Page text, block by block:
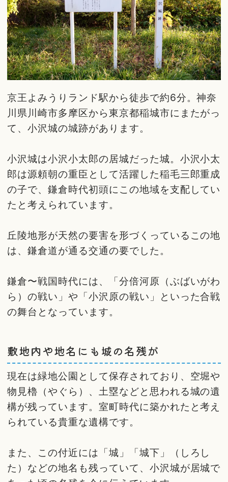
京王よみうりランド駅から徒歩で約6分。神奈
川県川崎市多摩区から東京都稲城市にまたがっ
て、小沢城の城跡があります。
小沢城は小沢小太郎の居城だった城。小沢小太
郎は源頼朝の重臣として活躍した稲毛三郎重成
の子で、鎌倉時代初頭にこの地域を支配してい
たと考えられています。
丘陵地形が天然の要害を形づくっているこの地
は、鎌倉道が通る交通の要でした。
鎌倉〜戦国時代には、「分倍河原（ぶばいがわ
ら）の戦い」や「小沢原の戦い」といった合戦
の舞台となっています。
敷地内や地名にも城の名残が
現在は緑地公園として保存されており、空堀や
物見櫓（やぐら）、土塁などと思われる城の遺
構が残っています。室町時代に築かれたと考え
られている貴重な遺構です。
また、この付近には「城」「城下」（しろし
た）などの地名も残っていて、小沢城が居城で